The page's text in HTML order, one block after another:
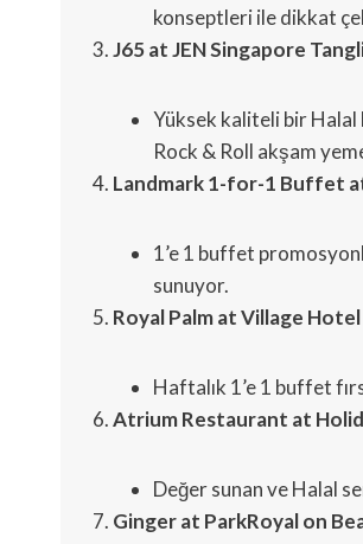
konseptleri ile dikkat
J65 at JEN Singapore
Yüksek kaliteli bir
Rock & Roll akşam
Landmark 1-for-1 Buffet
1’e 1 buffet
sunuyor.
Royal Palm at Village
Haftalık 1’e 1 buffet
Atrium Restaurant at
Değer sunan ve Halal
Ginger at ParkRoyal on